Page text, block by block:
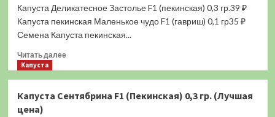
(К/
гр.
(Лучшая
Капуста Деликатесное Застолье F1 (пекинская) 0,3 гр.39 ₽
Капуста пекинская Маленькое чудо F1 (гавриш) 0,1 гр35 ₽
Семена Капуста пекинская...
Читать далееПрочитать
Деликатесное
Капуста
Капуста Сентябрина F1 (Пекинская) 0,3 гр. (Лучшая
цена)